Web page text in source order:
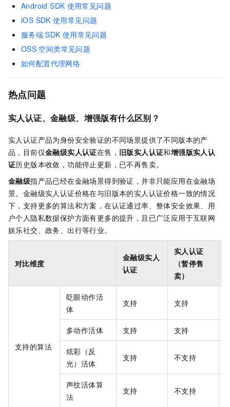
Android SDK 使用常见问题
iOS SDK 使用常见问题
服务端 SDK 使用常见问题
OSS 空间类常见问题
如何配置代理网络
热点问题
实人认证、金融级、增强版有什么区别？
实人认证产品为身份安全验证的不同场景提供了不同版本的产
品，目前仅金融级实人认证在售， 旧版实人认证和增强版实人认
证历史版本收敛，功能停止更新，已不再售卖。
金融级指产品已经在金融场景得到验证，并非只能应用在金融场
景。金融级实人认证价格在与旧版本的实人认证价格一致的情况
下，支持更多的算法和方案，在认证通过率、整体安全效果、用
户个人隐私数据保护方面有更多的提升，且已广泛应用于互联网
娱乐社交、政务、出行等行业。
对比维度
金融级实人
认证
实人认证
（暂停售
卖）
支持的算法
眨眼动作活
体
支持 支持
多动作活体 支持 支持
炫彩（反
光）活体
支持 不支持
声纹活体算
法
支持 不支持